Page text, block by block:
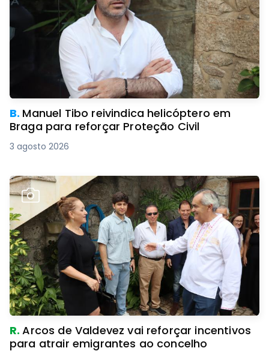
B. Manuel Tibo reivindica helicóptero em
Braga para reforçar Proteção Civil
3 agosto 2026
R.Arcos de Valdevez vai reforçar incentivos
para atrair emigrantes ao concelho